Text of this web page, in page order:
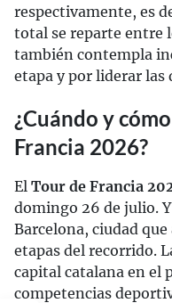
respectivamente, es
total se reparte entre
también contempla
etapa y por liderar
¿Cuándo y
Francia 2026?
El Tour de Francia
domingo 26 de julio.
Barcelona, ciudad
etapas del recorrido.
capital catalana en el
competencias